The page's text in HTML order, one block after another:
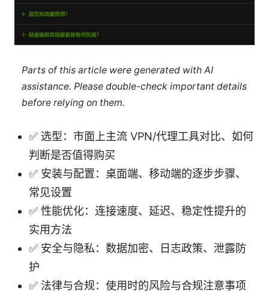
Parts of this article were generated with AI
assistance. Please double-check important details
before relying on them.
✅ 选型：市面上主流 VPN/代理工具对比、如何
判断是否值得购买
✅ 安装与配置：桌面端、移动端的逐步步骤、
常见设置
✅ 性能优化：连接速度、延迟、稳定性提升的
实用方法
✅ 安全与隐私：数据加密、日志政策、泄露防
护
✅ 法律与合规：使用时的风险与合规注意事项